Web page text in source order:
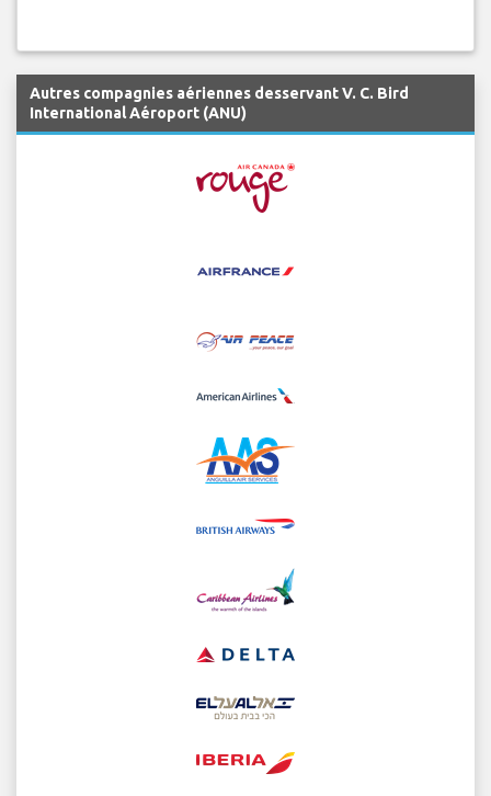
Autres compagnies aériennes desservant V. C. Bird
International Aéroport (ANU)